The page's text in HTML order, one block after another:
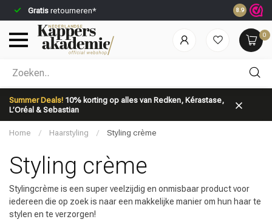
Gratis retourneren* Voor
8.9
0
Summer Deals! 10% korting op alles van Redken, Kérastase,
L’Oréal & Sebastian
Welke categorie ben jij naar op zoek?
Merken Haarverzorging
Home / Haarstyling / Styling crème
Styling crème
Stylingcrème is een super veelzijdig en onmisbaar product voor
iedereen die op zoek is naar een makkelijke manier om hun haar te
stylen en te verzorgen!